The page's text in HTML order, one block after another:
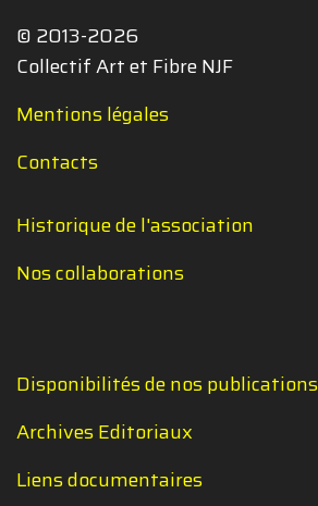
© 2013-2026
Collectif Art et Fibre NJF
Mentions légales
Contacts
Historique de l'association
Nos collaborations
Disponibilités de nos publications
Archives Editoriaux
Liens documentaires